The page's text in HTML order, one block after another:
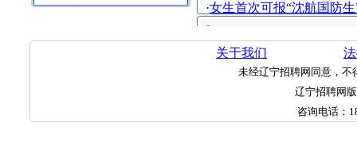
·女生首次可报“沈航国防生
关于我们
未经辽宁招聘网同意，不
辽宁招聘网
咨询电话：